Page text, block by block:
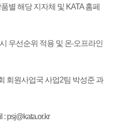
별 해당 지자체 및 KATA 홈페
우선순위 적용 및 온‧오프라인
회원사업국 사업2팀 박성준 과
: psj@kata.or.kr